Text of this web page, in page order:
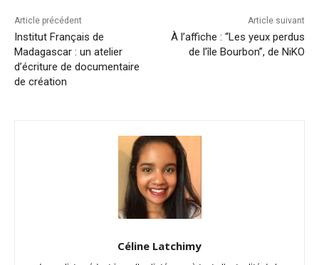
Article précédent
Institut Français de
Madagascar : un atelier
d’écriture de documentaire
de création
Article suivant
À l’affiche : “Les yeux perdus
de l’île Bourbon”, de NiKO
Céline Latchimy